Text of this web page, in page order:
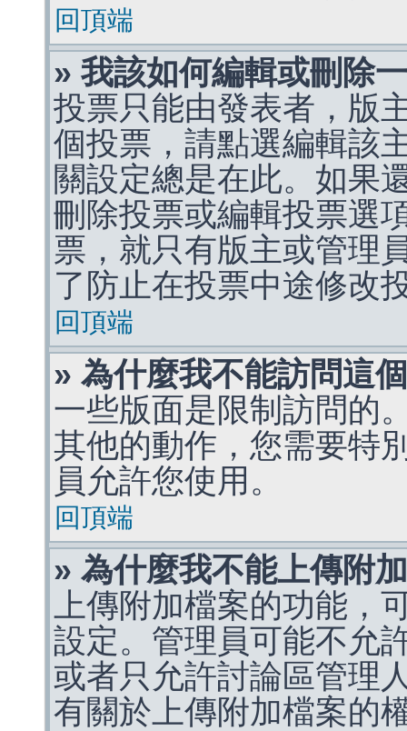
回頂端
» 我該如何編輯或刪除
投票只能由發表者，版
個投票，請點選編輯該
關設定總是在此。如果
刪除投票或編輯投票選
票，就只有版主或管理
了防止在投票中途修改
回頂端
» 為什麼我不能訪問這
一些版面是限制訪問的
其他的動作，您需要特
員允許您使用。
回頂端
» 為什麼我不能上傳附
上傳附加檔案的功能，
設定。管理員可能不允
或者只允許討論區管理
有關於上傳附加檔案的